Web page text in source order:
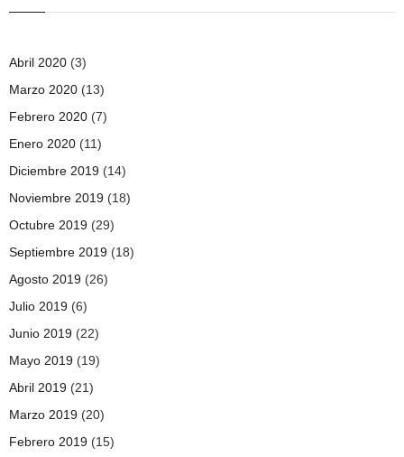
Abril 2020 (3)
Marzo 2020 (13)
Febrero 2020 (7)
Enero 2020 (11)
Diciembre 2019 (14)
Noviembre 2019 (18)
Octubre 2019 (29)
Septiembre 2019 (18)
Agosto 2019 (26)
Julio 2019 (6)
Junio 2019 (22)
Mayo 2019 (19)
Abril 2019 (21)
Marzo 2019 (20)
Febrero 2019 (15)